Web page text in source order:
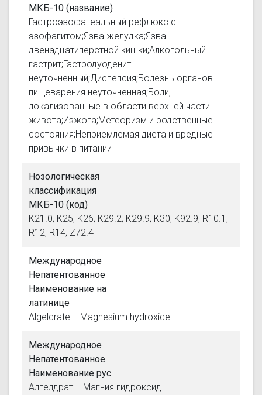
МКБ-10 (название)
Гастроэзофагеальный рефлюкс с
эзофагитом;Язва желудка;Язва
двенадцатиперстной кишки;Алкогольный
гастрит;Гастродуоденит
неуточненный;Диспепсия;Болезнь органов
пищеварения неуточненная;Боли,
локализованные в области верхней части
живота;Изжога;Метеоризм и родственные
состояния;Неприемлемая диета и вредные
привычки в питании
Нозологическая
классификация
МКБ-10 (код)
K21.0; K25; K26; K29.2; K29.9; K30; K92.9; R10.1;
R12; R14; Z72.4
Международное
Непатентованное
Наименование на
латинице
Algeldrate + Magnesium hydroxide
Международное
Непатентованное
Наименование рус
Алгелдрат + Магния гидроксид